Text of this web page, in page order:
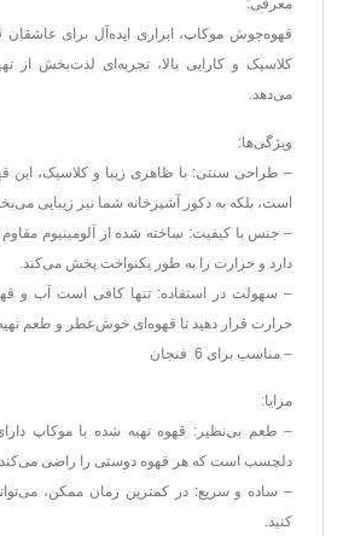
معرفی:
قهوه‌جوش موکاپ، ابزاری ایده‌آل برای
کلاسیک و کارایی بالا، تجربه‌ای لذت‌بخش از
می‌دهد.
ویژگی‌ها:
– طراحی سنتی: با ظاهری زیبا و کلاسیک، این
است، بلکه به دکور آشپزخانه شما نیز زیبایی
– جنس با کیفیت: ساخته شده از آلومینیوم
دارد و حرارت را به طور یکنواخت پخش می‌کند.
– سهولت در استفاده: تنها کافی است آب و
حرارت قرار دهید تا قهوه‌ای خوش‌عطر و طعم تهیه
– مناسب برای 6 فنجان
مزایا:
– طعم بی‌نظیر: قهوه تهیه شده با موکاپ
دلچسب است که هر قهوه‌ دوستی را راضی
– ساده و سریع: در کمترین زمان ممکن،
کنید.